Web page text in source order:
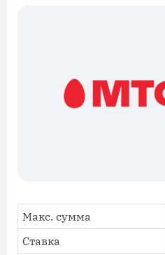
Макс. сумма
Ставка